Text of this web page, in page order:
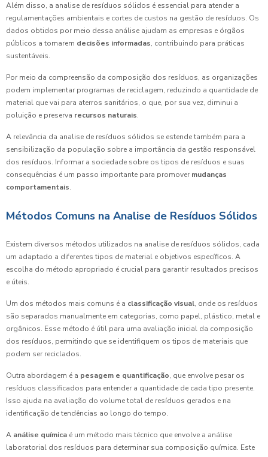
Além disso, a analise de resíduos sólidos é essencial para atender a
regulamentações ambientais e cortes de custos na gestão de resíduos. Os
dados obtidos por meio dessa análise ajudam as empresas e órgãos
públicos a tomarem decisões informadas, contribuindo para práticas
sustentáveis.
Por meio da compreensão da composição dos resíduos, as organizações
podem implementar programas de reciclagem, reduzindo a quantidade de
material que vai para aterros sanitários, o que, por sua vez, diminui a
poluição e preserva recursos naturais.
A relevância da analise de resíduos sólidos se estende também para a
sensibilização da população sobre a importância da gestão responsável
dos resíduos. Informar a sociedade sobre os tipos de resíduos e suas
consequências é um passo importante para promover mudanças
comportamentais.
Métodos Comuns na Analise de Resíduos Sólidos
Existem diversos métodos utilizados na analise de resíduos sólidos, cada
um adaptado a diferentes tipos de material e objetivos específicos. A
escolha do método apropriado é crucial para garantir resultados precisos
e úteis.
Um dos métodos mais comuns é a classificação visual, onde os resíduos
são separados manualmente em categorias, como papel, plástico, metal e
orgânicos. Esse método é útil para uma avaliação inicial da composição
dos resíduos, permitindo que se identifiquem os tipos de materiais que
podem ser reciclados.
Outra abordagem é a pesagem e quantificação, que envolve pesar os
resíduos classificados para entender a quantidade de cada tipo presente.
Isso ajuda na avaliação do volume total de resíduos gerados e na
identificação de tendências ao longo do tempo.
A análise química é um método mais técnico que envolve a análise
laboratorial dos resíduos para determinar sua composição química. Este